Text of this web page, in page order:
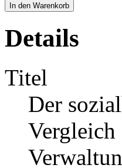
In den Warenkorb
Details
Titel
Der